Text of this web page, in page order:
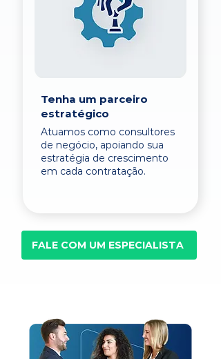
Tenha um parceiro
estratégico
Atuamos como consultores
de negócio, apoiando sua
estratégia de crescimento
em cada contratação.
FALE COM UM ESPECIALISTA